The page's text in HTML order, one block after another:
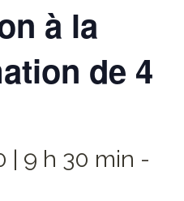
à la
de 4
| 9 h 30 min -